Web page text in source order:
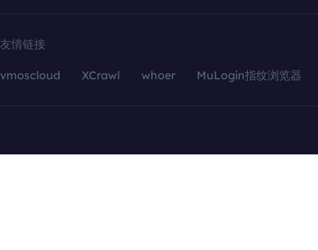
友情链接
vmoscloud XCrawl whoer MuLogin指纹浏览器